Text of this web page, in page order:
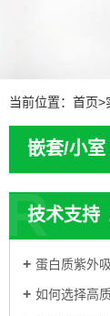
当前位置： 首页>
嵌套/小室
技术支持
R
蛋白质紫外
如何选择高